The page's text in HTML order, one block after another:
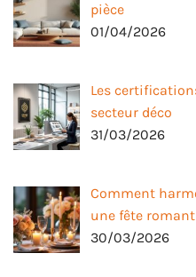
pièce
01/04/2026
Les
secteur déco
31/03/2026
Comment
une fête
30/03/2026